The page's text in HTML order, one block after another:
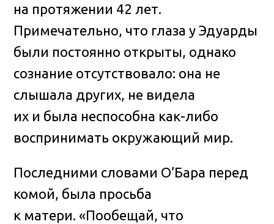
на протяжении 42 лет.
Примечательно, что глаза у Эдуарды
были постоянно открыты, однако
сознание отсутствовало: она не
слышала других, не видела
их и была неспособна как-либо
воспринимать окружающий мир.
Последними словами О’Бара перед
комой, была просьба
к матери. «Пообещай, что